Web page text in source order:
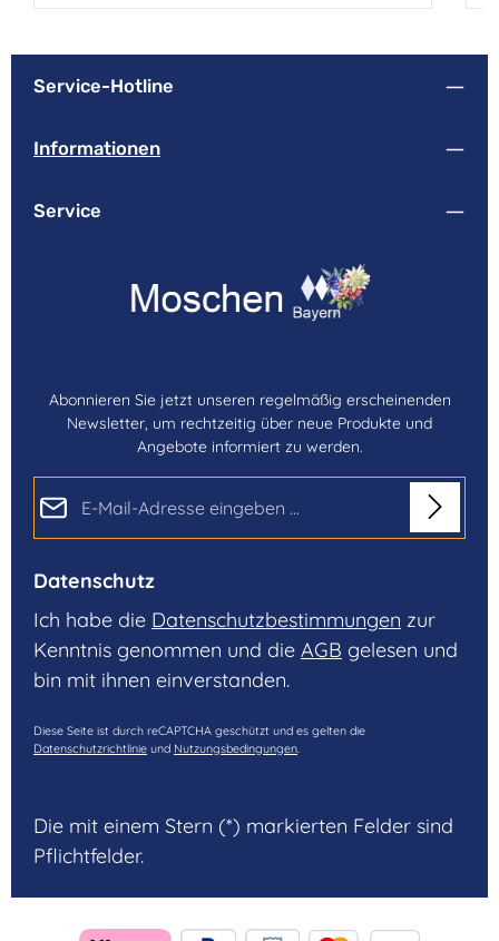
Service-Hotline
Informationen
Service
Abonnieren Sie jetzt unseren regelmäßig erscheinenden
Newsletter, um rechtzeitig über neue Produkte und
Angebote informiert zu werden.
Datenschutz
Ich habe die Datenschutzbestimmungen zur
Kenntnis genommen und die AGB gelesen und
bin mit ihnen einverstanden.
Diese Seite ist durch reCAPTCHA geschützt und es gelten die
Datenschutzrichtlinie und Nutzungsbedingungen
Die mit einem Stern (*) markierten Felder sind
Pflichtfelder.